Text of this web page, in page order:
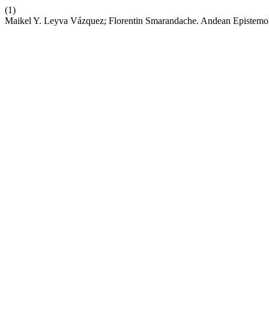
(1)
Maikel Y. Leyva Vázquez; Florentin Smarandache. Andean